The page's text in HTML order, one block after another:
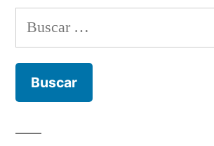
Buscar: